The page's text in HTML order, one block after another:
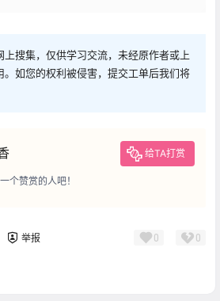
搜集，仅供学习交流，未经原作者或上
。如您的权利被侵害，提交工单后我们将
给TA打赏
个赞赏的人吧！
举报 0 0